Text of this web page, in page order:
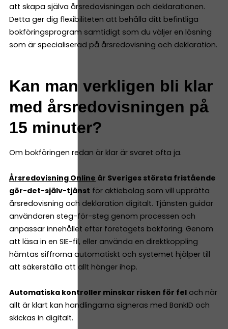
att skapa själva årsredovisningen och deklarationen.
Detta ger dig flexibiliteten att behålla ditt befintliga
bokföringsprogram samtidigt som du väljer en lösning
som är specialiserad på årsredovisning och deklaration.
Kan man verkligen bli klar
med årsredovisningen på
15 minuter?
Om bokföringen redan är klar är svaret ofta ja.
Årsredovisning Online är Sveriges största fristående
gör-det-själv-tjänst för aktiebolag som vill upprätta
årsredovisning och deklaration digitalt. Tjänsten guidar
användaren steg-för-steg genom processen och
anpassar innehållet efter företagets bokföring. Genom
att läsa in en SIE-fil, eller använda en direktkoppling
hämtas siffrorna automatiskt och systemet hjälper till
att säkerställa att allt hänger ihop.
Automatiska kontroller minskar risken för fel och när
allt är klart kan handlingarna signeras med BankID och
skickas in digitalt.